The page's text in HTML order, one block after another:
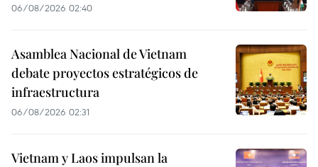
06/08/2026 02:40
Asamblea Nacional de Vietnam
debate proyectos estratégicos de
infraestructura
06/08/2026 02:31
Vietnam y Laos impulsan la